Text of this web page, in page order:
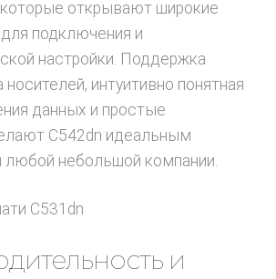
которые открывают широкие
подключения и
настройки. Поддержка
интуитивно понятная
данных и простые
C542dn идеальным
небольшой компании.
и